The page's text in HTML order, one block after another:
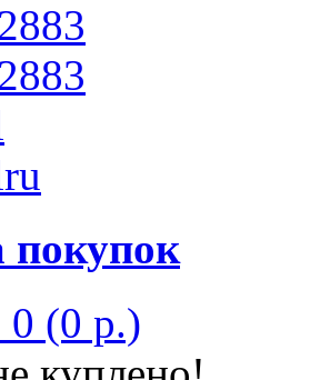
покупок
0 (0 р.)